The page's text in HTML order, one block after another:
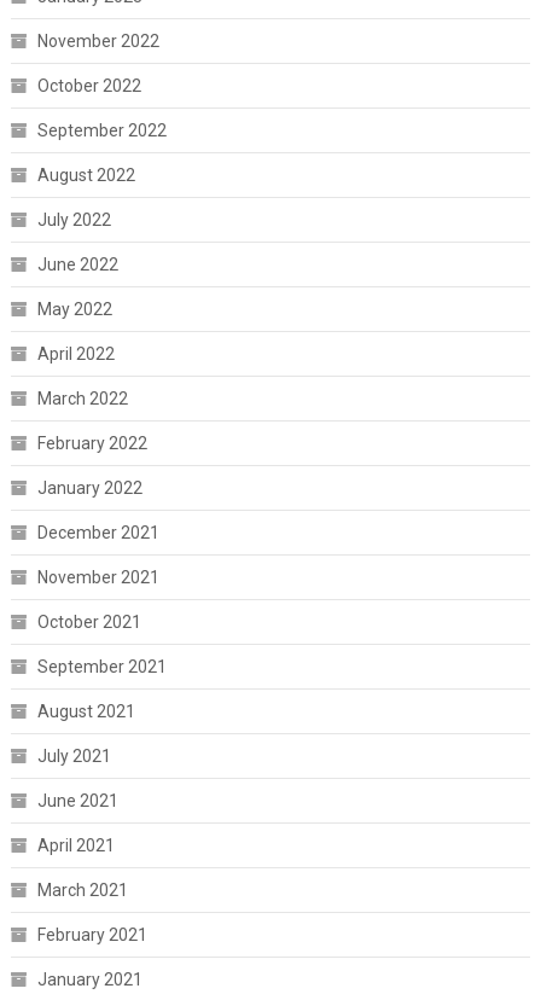
November 2022
October 2022
September 2022
August 2022
July 2022
June 2022
May 2022
April 2022
March 2022
February 2022
January 2022
December 2021
November 2021
October 2021
September 2021
August 2021
July 2021
June 2021
April 2021
March 2021
February 2021
January 2021